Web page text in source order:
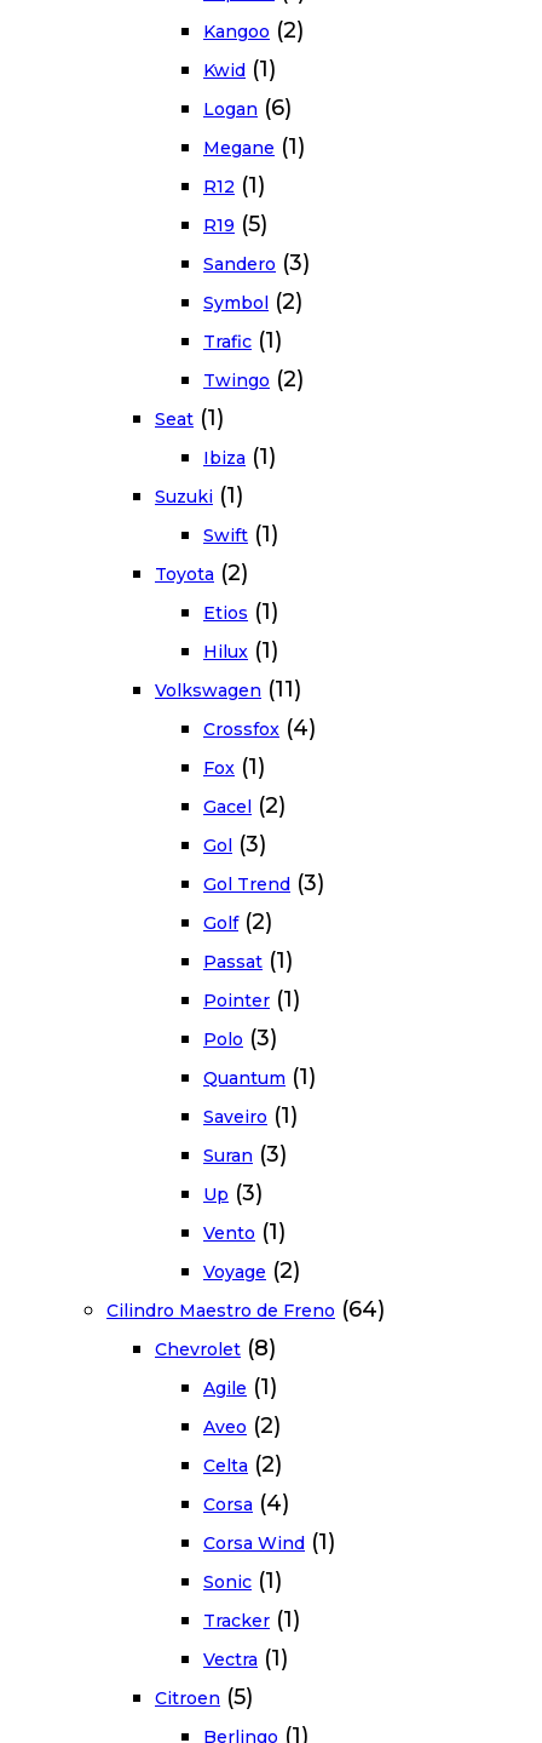
Kangoo (2)
Kwid (1)
Logan (6)
Megane (1)
R12 (1)
R19 (5)
Sandero (3)
Symbol (2)
Trafic (1)
Twingo (2)
Seat (1)
Ibiza (1)
Suzuki (1)
Swift (1)
Toyota (2)
Etios (1)
Hilux (1)
Volkswagen (11)
Crossfox (4)
Fox (1)
Gacel (2)
Gol (3)
Gol Trend (3)
Golf (2)
Passat (1)
Pointer (1)
Polo (3)
Quantum (1)
Saveiro (1)
Suran (3)
Up (3)
Vento (1)
Voyage (2)
Cilindro Maestro de Freno (64)
Chevrolet (8)
Agile (1)
Aveo (2)
Celta (2)
Corsa (4)
Corsa Wind (1)
Sonic (1)
Tracker (1)
Vectra (1)
Citroen (5)
Berlingo (1)